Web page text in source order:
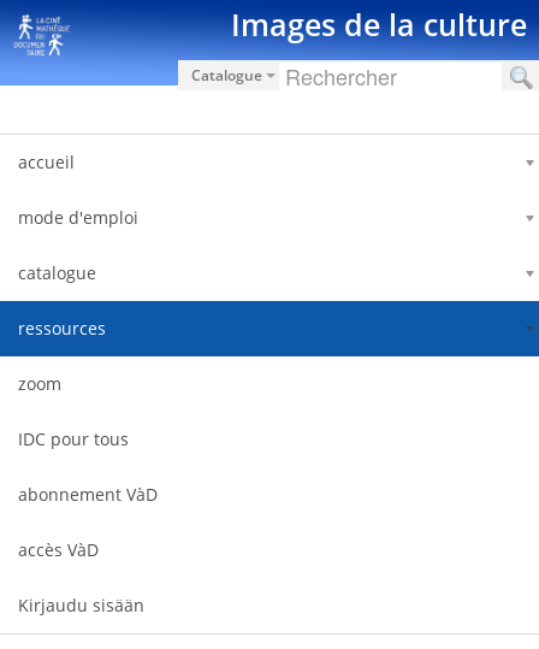
Hyppää sisältöön Images de la culture
Catalogue
accueil
mode d'emploi
catalogue
ressources
zoom
IDC pour tous
abonnement VàD
accès VàD
Kirjaudu sisään